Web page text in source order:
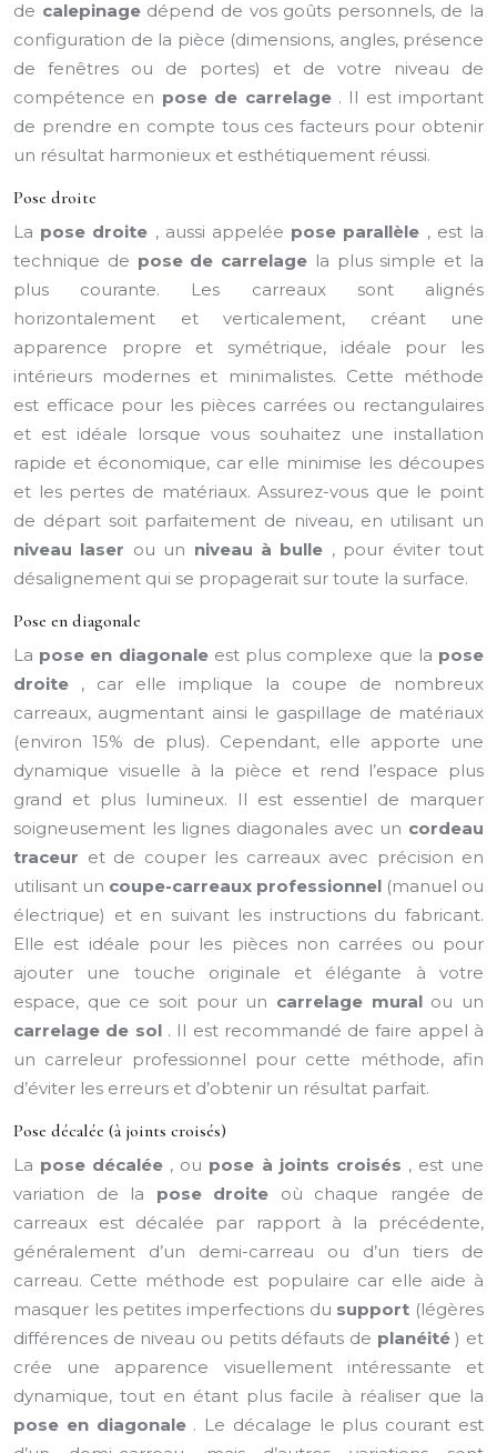
de calepinage dépend de vos goûts personnels, de la
configuration de la pièce (dimensions, angles, présence
de fenêtres ou de portes) et de votre niveau de
compétence en pose de carrelage . Il est important
de prendre en compte tous ces facteurs pour obtenir
un résultat harmonieux et esthétiquement réussi.
Pose droite
La pose droite , aussi appelée pose parallèle , est la
technique de pose de carrelage la plus simple et la
plus courante. Les carreaux sont alignés
horizontalement et verticalement, créant une
apparence propre et symétrique, idéale pour les
intérieurs modernes et minimalistes. Cette méthode
est efficace pour les pièces carrées ou rectangulaires
et est idéale lorsque vous souhaitez une installation
rapide et économique, car elle minimise les découpes
et les pertes de matériaux. Assurez-vous que le point
de départ soit parfaitement de niveau, en utilisant un
niveau laser ou un niveau à bulle , pour éviter tout
désalignement qui se propagerait sur toute la surface.
Pose en diagonale
La pose en diagonale est plus complexe que la pose
droite , car elle implique la coupe de nombreux
carreaux, augmentant ainsi le gaspillage de matériaux
(environ 15% de plus). Cependant, elle apporte une
dynamique visuelle à la pièce et rend l’espace plus
grand et plus lumineux. Il est essentiel de marquer
soigneusement les lignes diagonales avec un cordeau
traceur et de couper les carreaux avec précision en
utilisant un coupe-carreaux professionnel (manuel ou
électrique) et en suivant les instructions du fabricant.
Elle est idéale pour les pièces non carrées ou pour
ajouter une touche originale et élégante à votre
espace, que ce soit pour un carrelage mural ou un
carrelage de sol . Il est recommandé de faire appel à
un carreleur professionnel pour cette méthode, afin
d’éviter les erreurs et d’obtenir un résultat parfait.
Pose décalée (à joints croisés)
La pose décalée , ou pose à joints croisés , est une
variation de la pose droite où chaque rangée de
carreaux est décalée par rapport à la précédente,
généralement d’un demi-carreau ou d’un tiers de
carreau. Cette méthode est populaire car elle aide à
masquer les petites imperfections du support (légères
différences de niveau ou petits défauts de planéité) et
crée une apparence visuellement intéressante et
dynamique, tout en étant plus facile à réaliser que la
pose en diagonale . Le décalage le plus courant est